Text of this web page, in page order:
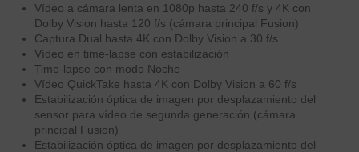
Vídeo a cámara lenta en 1080p hasta 240 f/s y 4K con
Dolby Vision hasta 120 f/s (cámara principal Fusion)
Captura Dual hasta 4K con Dolby Vision a 30 f/s
Vídeo en time‑lapse con estabili­zación
Time‑lapse con modo Noche
Vídeo QuickTake hasta 4K con Dolby Vision a 60 f/s
Estabili­zación óptica de imagen por desplazamiento del
sensor para vídeo de segunda generación (cámara
principal Fusion)
Estabili­zación óptica de imagen por desplazamiento del